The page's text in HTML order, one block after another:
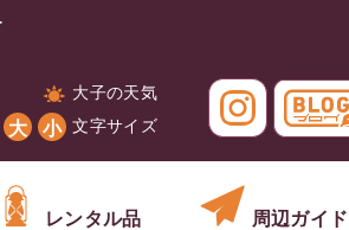
大子の天気
文字サイズ
小
大
レンタル品 周辺ガイド